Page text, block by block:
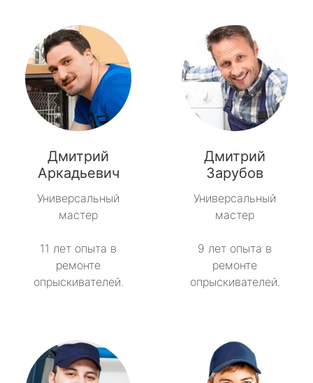
Дмитрий
Аркадьевич
Универсальный
мастер
11 лет опыта в
ремонте
опрыскивателей.
Дмитрий
Зарубов
Универсальный
мастер
9 лет опыта в
ремонте
опрыскивателей.